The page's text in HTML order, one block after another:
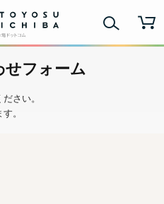
せフォーム
さい。
。